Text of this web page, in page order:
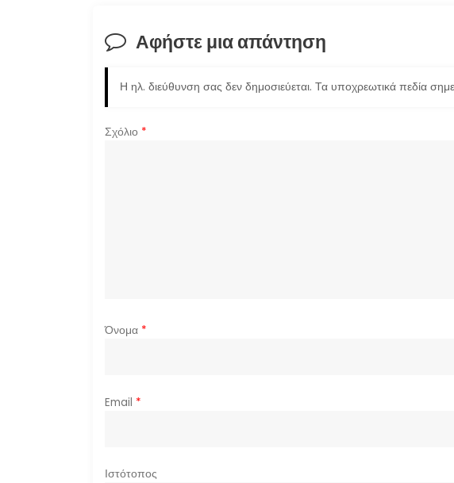
ή
γ
η
σ
Αφήστε μια απάντηση
Η ηλ. διεύθυνση σας δεν δημοσιεύεται. Τα υποχρεωτικά πεδία
Σχόλιο *
Όνομα *
Email *
Ιστότοπος